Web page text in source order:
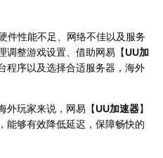
件性能不足、网络不佳以及服务
调整游戏设置、借助网易【UU加
程序以及选择合适服务器，海外
外玩家来说，网易【UU加速器】
能够有效降低延迟，保障畅快的